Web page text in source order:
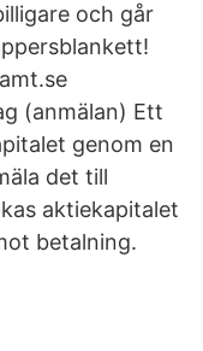
och går
(anmälan) Ett
genom en
det till
aktiekapitalet
betalning.